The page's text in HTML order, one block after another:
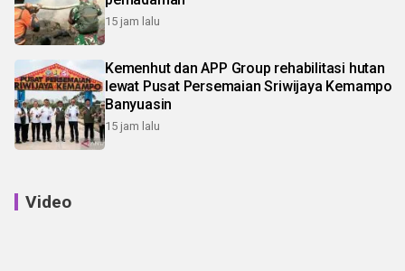
15 jam lalu
Kemenhut dan APP Group rehabilitasi hutan
lewat Pusat Persemaian Sriwijaya Kemampo
Banyuasin
15 jam lalu
Video